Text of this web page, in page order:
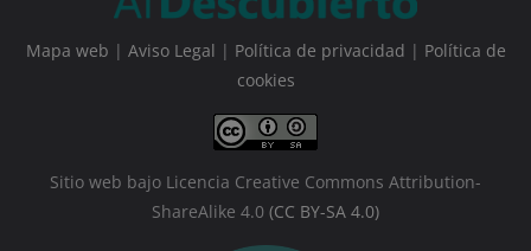
Mapa web | Aviso Legal | Política de privacidad | Política de
cookies
Sitio web bajo Licencia Creative Commons Attribution-
ShareAlike 4.0 (CC BY-SA 4.0)